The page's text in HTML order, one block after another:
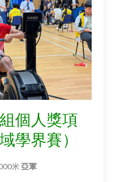
個人獎項
學界賽）
米 亞軍